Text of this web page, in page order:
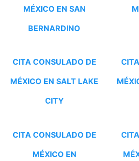
MÉXICO EN SAN
BERNARDINO
CITA CONSULADO DE
MÉXICO EN SALT LAKE
CITY
CITA CONSULADO DE
MÉXICO EN